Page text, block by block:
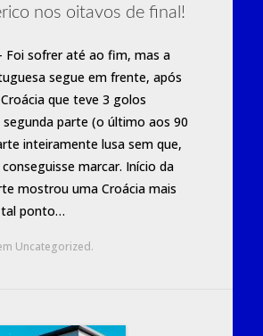
nos oitavos de final!
Foi sofrer até ao fim, mas a
segue em frente, após
que teve 3 golos
segunda parte (o último aos 90
inteiramente lusa sem que,
marcar. Início da
mostrou uma Croácia mais
ponto…
Uncategorized.